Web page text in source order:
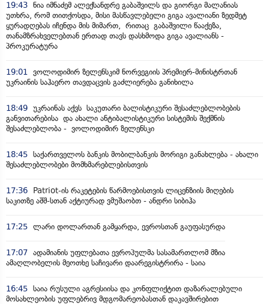
19:43 ნია იმნაძემ ალექსანდრე გაბაშვილს და გიორგი მალანიას
უთხრა, რომ თითქოსდა, მისი მასწავლებელი გიგა ავალიანი ზედმეტ
ყურადღებას იჩენდა მის მიმართ, რითაც გაბაშვილი წააქეზა,
თანამზრახველებთან ერთად თავს დასხმოდა გიგა ავალიანს -
პროკურატურა
19:01 ვოლოდიმირ ზელენსკიმ ნორვეგიის პრემიერ-მინისტრთან
უკრაინის საჰაერო თავდაცვის გაძლიერება განიხილა
18:49 უკრაინას აქვს საკუთარი ბალისტიკური შესაძლებლობების
განვითარებისა და ახალი ანტიბალისტიკური სისტემის შექმნის
შესაძლებლობა - ვოლოდიმირ ზელენსკი
18:45 საქართველოს ბანკის მობილბანკის მორიგი განახლება - ახალი
შესაძლებლობები მომხმარებლებისთვის
17:36
Patriot-ის რაკეტების წარმოებისთვის ლიცენზიის მიღების
საკითზე აშშ-სთან აქტიურად ვმუშაობთ - ანდრი სიბიჰა
17:25 ლარი დოლართან გამყარდა, ევროსთან გაუფასურდა
17:07 ადამიანის უფლებათა ევროპულმა სასამართლომ მზია
ამაღლობელის მეოთხე საჩივარი დაარეგისტრირა - საია
16:45 საია რუსული აგრესიისა და კონფლიქტით დაზარალებული
მოსახლეობის უფლებრივ მდგომარეობასთან დაკავშირებით